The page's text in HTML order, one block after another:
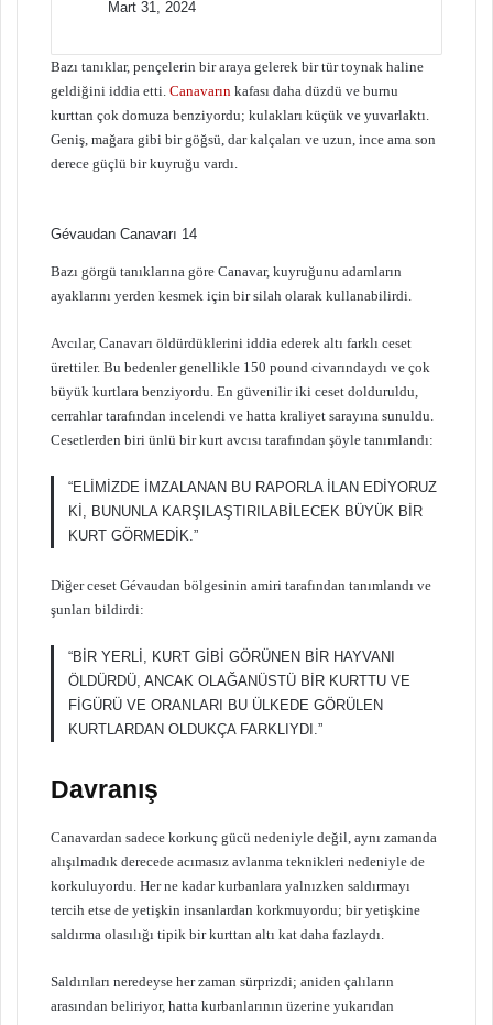
Mart 31, 2024
Bazı tanıklar, pençelerin bir araya gelerek bir tür toynak haline
geldiğini iddia etti. Canavarın kafası daha düzdü ve burnu
kurttan çok domuza benziyordu; kulakları küçük ve yuvarlaktı.
Geniş, mağara gibi bir göğsü, dar kalçaları ve uzun, ince ama son
derece güçlü bir kuyruğu vardı.
Gévaudan Canavarı 14
Bazı görgü tanıklarına göre Canavar, kuyruğunu adamların
ayaklarını yerden kesmek için bir silah olarak kullanabilirdi.
Avcılar, Canavarı öldürdüklerini iddia ederek altı farklı ceset
ürettiler. Bu bedenler genellikle 150 pound civarındaydı ve çok
büyük kurtlara benziyordu. En güvenilir iki ceset dolduruldu,
cerrahlar tarafından incelendi ve hatta kraliyet sarayına sunuldu.
Cesetlerden biri ünlü bir kurt avcısı tarafından şöyle tanımlandı:
“ELİMİZDE İMZALANAN BU RAPORLA İLAN EDİYORUZ
Kİ, BUNUNLA KARŞILAŞTIRILABİLECEK BÜYÜK BİR
KURT GÖRMEDİK.”
Diğer ceset Gévaudan bölgesinin amiri tarafından tanımlandı ve
şunları bildirdi:
“BİR YERLİ, KURT GİBİ GÖRÜNEN BİR HAYVANI
ÖLDÜRDÜ, ANCAK OLAĞANÜSTÜ BİR KURTTU VE
FİGÜRÜ VE ORANLARI BU ÜLKEDE GÖRÜLEN
KURTLARDAN OLDUKÇA FARKLIYDI.”
Davranış
Canavardan sadece korkunç gücü nedeniyle değil, aynı zamanda
alışılmadık derecede acımasız avlanma teknikleri nedeniyle de
korkuluyordu. Her ne kadar kurbanlara yalnızken saldırmayı
tercih etse de yetişkin insanlardan korkmuyordu; bir yetişkine
saldırma olasılığı tipik bir kurttan altı kat daha fazlaydı.
Saldırıları neredeyse her zaman sürprizdi; aniden çalıların
arasından beliriyor, hatta kurbanlarının üzerine yukarıdan